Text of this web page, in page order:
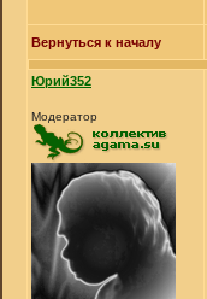
Вернуться к началу
Юрий352
Модератор